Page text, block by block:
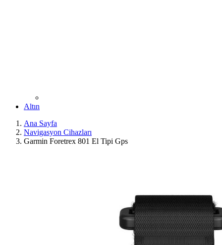
Altın
Ana Sayfa
Navigasyon Cihazları
Garmin Foretrex 801 El Tipi Gps